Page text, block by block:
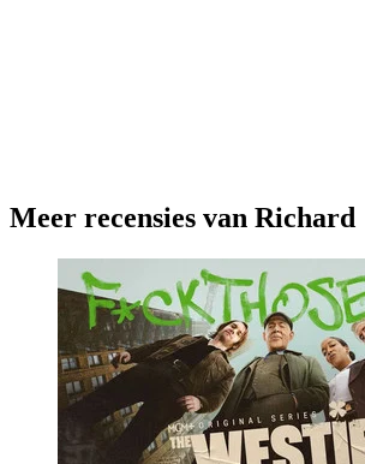
Meer recensies van Richard